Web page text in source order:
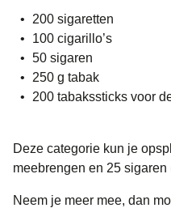
200 sigaretten
100 cigarillo’s
50 sigaren
250 g tabak
200 tabakssticks voor
Deze categorie kun je
meebrengen en 25
Neem je meer mee, dan